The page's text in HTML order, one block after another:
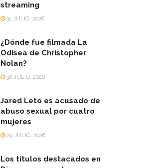
streaming
31 JULIO, 2026
¿Dónde fue filmada La
Odisea de Christopher
Nolan?
30 JULIO, 2026
Jared Leto es acusado de
abuso sexual por cuatro
mujeres
29 JULIO, 2026
Los títulos destacados en